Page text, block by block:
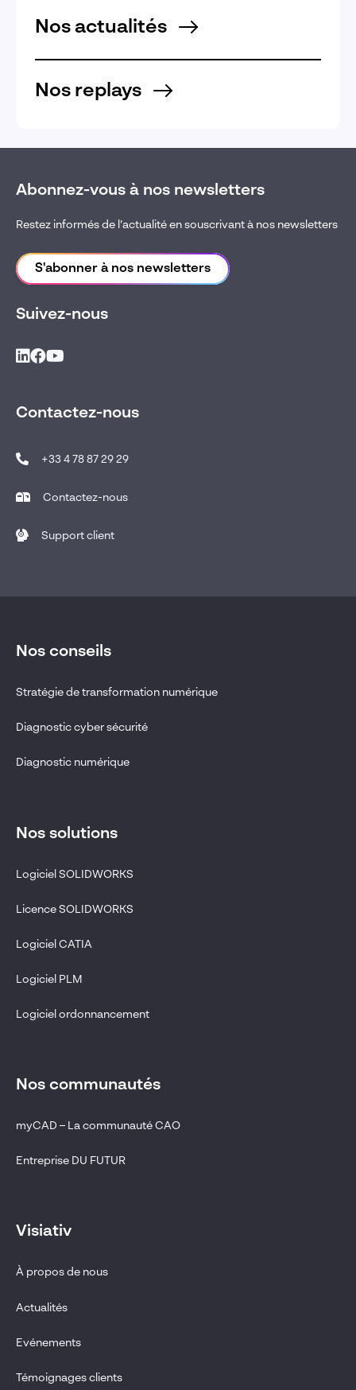
Nos actualités
Nos replays
Abonnez-vous à nos newsletters
Restez informés de l’actualité en souscrivant à nos newsletters
S'abonner à nos newsletters
Suivez-nous
Contactez-nous
+33 4 78 87 29 29
Contactez-nous
Support client
Nos conseils
Stratégie de transformation numérique
Diagnostic cyber sécurité
Diagnostic numérique
Nos solutions
Logiciel SOLIDWORKS
Licence SOLIDWORKS
Logiciel CATIA
Logiciel PLM
Logiciel ordonnancement
Nos communautés
myCAD – La communauté CAO
Entreprise DU FUTUR
Visiativ
À propos de nous
Actualités
Evénements
Témoignages clients